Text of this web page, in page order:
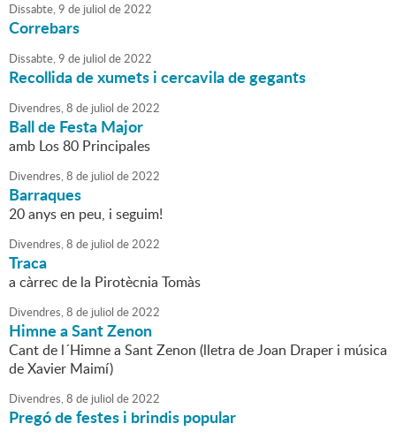
Dissabte,9 de juliol de2022
Correbars
Dissabte,9 de juliol de2022
Recollida de xumets i cercavila de gegants
Divendres,8 de juliol de2022
Ball de Festa Major
amb Los 80 Principales
Divendres,8 de juliol de2022
Barraques
20 anys en peu, i seguim!
Divendres,8 de juliol de2022
Traca
a càrrec de la Pirotècnia Tomàs
Divendres,8 de juliol de2022
Himne a Sant Zenon
Cant de l´Himne a Sant Zenon (lletra de Joan Draper i música
de Xavier Maimí)
Divendres,8 de juliol de2022
Pregó de festes i brindis popular